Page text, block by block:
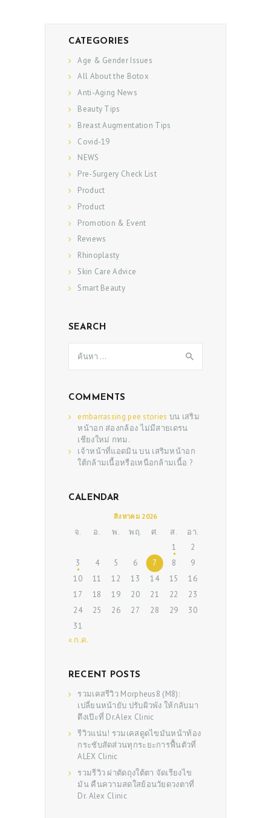
PATIENT REVIEWS
PRE & POST CAUTIONS
CATEGORIES
Age & Gender Issues
All About the Botox
Anti-Aging News
Beauty Tips
Breast Augmentation Tips
Covid-19
NEWS
Pre-Surgery Check List
Product
Product
Promotion & Event
Reviews
Rhinoplasty
Skin Care Advice
Smart Beauty
SEARCH
สำหรับ:
COMMENTS
embarrassing pee stories บน เสริม
หน้าอก ส่องกล้อง ไม่มีสายเดรน
เชียงใหม่ กทม.
เจ้าหน้าที่แอดมินบน เสริมหน้าอก
ใต้กล้ามเนื้อหรือเหนือกล้ามเนื้อ ?
CALENDAR
สิงหาคม 2026
จ. อ. พ. พฤ. ศ. ส. อา.
1
2
3
4 5 6 7 8
9
10
11 12 13 14 15
16
17
18 19 20 21 22
23
24
25 26 27 28 29
30
31
« ก.ค.
RECENT POSTS
รวมเคสรีวิว Morpheus8 (M8):
เปลี่ยนหน้ายับ ปรับผิวพัง ให้กลับมา
ตึงเป๊ะที่ Dr.Alex Clinic
รีวิวแน่น! รวมเคสดูดไขมันหน้าท้อง
กระชับสัดส่วนทุกระยะการฟื้นตัวที่
ALEX Clinic
รวมรีวิว ผ่าตัดถุงใต้ตา จัดเรียงไข
มัน คืนความสดใสย้อนวัยดวงตาที่
Dr. Alex Clinic